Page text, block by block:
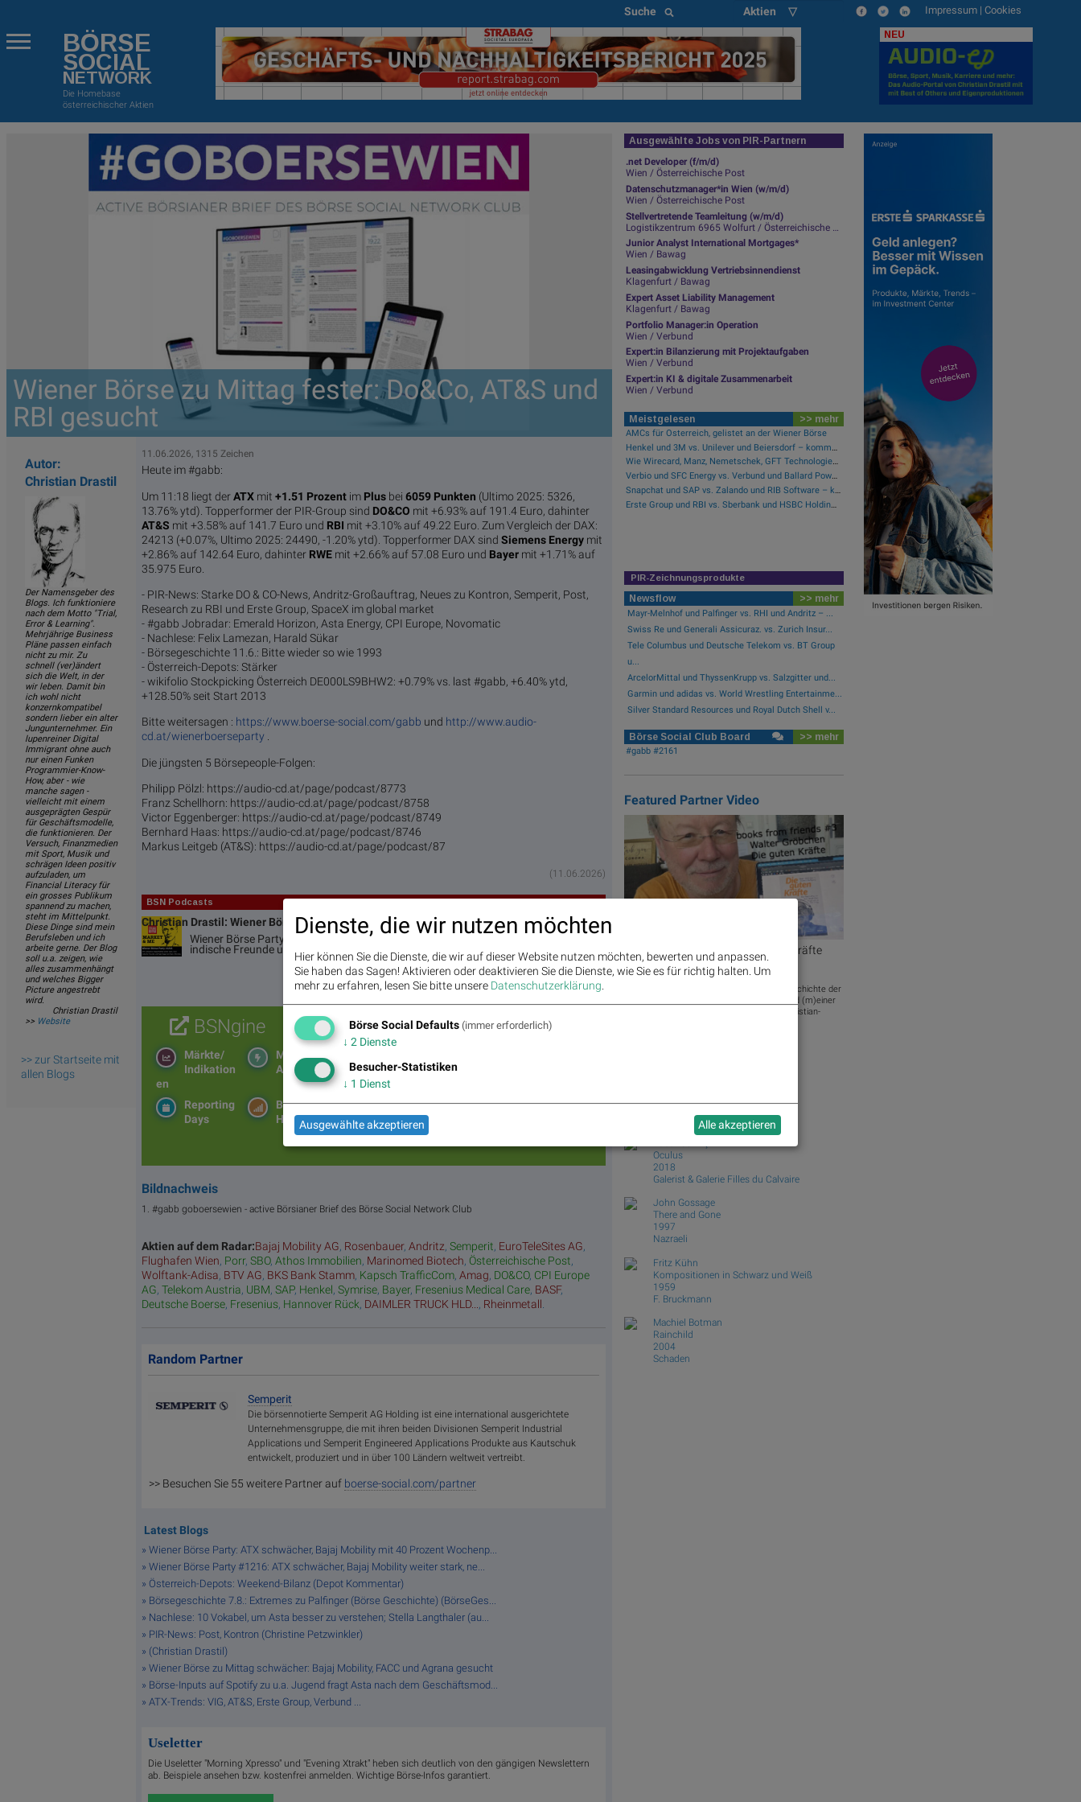
Suche Aktien ▽ Impressum | Cookies
BÖRSE
SOCIAL
NETWORK
Die Homebase
österreichischer Aktien
NEU
Wiener Börse zu Mittag fester: Do&Co, AT&S und
RBI gesucht
Autor:
Christian Drastil
Der Namensgeber des
Blogs. Ich funktioniere
nach dem Motto "Trial,
Error & Learning".
Mehrjährige Business
Pläne passen einfach
nicht zu mir. Zu
schnell (ver)ändert
sich die Welt, in der
wir leben. Damit bin
ich wohl nicht
konzernkompatibel
sondern lieber ein alter
Jungunternehmer. Ein
lupenreiner Digital
Immigrant ohne auch
nur einen Funken
Programmier-Know-
How, aber - wie
manche sagen -
vielleicht mit einem
ausgeprägten Gespür
für Geschäftsmodelle,
die funktionieren. Der
Versuch, Finanzmedien
mit Sport, Musik und
schrägen Ideen positiv
aufzuladen, um
Financial Literacy für
ein grosses Publikum
spannend zu machen,
steht im Mittelpunkt.
Diese Dinge sind mein
Berufsleben und ich
arbeite gerne. Der Blog
soll u.a. zeigen, wie
alles zusammenhängt
und welches Bigger
Picture angestrebt
wird.
Christian Drastil
>> Website
>> zur Startseite mit
allen Blogs
11.06.2026, 1315 Zeichen
Heute im #gabb:
Um 11:18 liegt derATX mit+1.51 Prozent im Plus bei 6059 Punkten (Ultimo 2025: 5326,
13.76% ytd). Topperformer der PIR-Group sind DO&CO mit +6.93% auf 191.4 Euro, dahinter
AT&S mit +3.58% auf 141.7 Euro und RBI mit +3.10% auf 49.22 Euro. Zum Vergleich der DAX:
24213 (+0.07%, Ultimo 2025: 24490, -1.20% ytd). Topperformer DAX sindSiemens Energy mit
+2.86% auf 142.64 Euro, dahinter RWE mit +2.66% auf 57.08 Euro und Bayer mit +1.71% auf
35.975 Euro.
- PIR-News: Starke DO & CO-News, Andritz-Großauftrag, Neues zu Kontron, Semperit, Post,
Research zu RBI und Erste Group, SpaceX im global market
- #gabb Jobradar: Emerald Horizon, Asta Energy, CPI Europe, Novomatic
- Nachlese: Felix Lamezan, Harald Sükar
- Börsegeschichte 11.6.: Bitte wieder so wie 1993
- Österreich-Depots: Stärker
- wikifolio Stockpicking Öster­reich DE000LS9BHW2: +0.79% vs. last #gabb, +6.40% ytd,
+128.50% seit Start 2013
Bitte weitersagen : https://www.boerse-social.com/gabb und http://www.audio-
cd.at/wienerboerseparty .
Die jüngsten 5 Börsepeople-Folgen:
Philipp Pölzl: https://audio-cd.at/page/podcast/8773
Franz Schellhorn: https://audio-cd.at/page/podcast/8758
Victor Eggenberger: https://audio-cd.at/page/podcast/8749
Bernhard Haas: https://audio-cd.at/page/podcast/8746
Markus Leitgeb (AT&S): https://audio-cd.at/page/podcast/87
(11.06.2026)
BSN Podcasts
Christian Drastil: Wiener Börse Plausch
Wiener Börse Party #1216: ATX schwächer, Bajaj Mobility weiter stark, neue
indische Freunde und Rajiv Bajaj mein Man of the Day
BSNgine
Moving
Averages
Märkte/
Indikation
en
Tagessieg
„n“ Tage
Umsatz
BS-
Hitparade
Reporting
Days
Bildnachweis
1. #gabb goboersewien - active Börsianer Brief des Börse Social Network Club
Aktien auf dem Radar:Bajaj Mobility AG, Rosenbauer,Andritz,Semperit, EuroTeleSites AG,
Flughafen Wien, Porr,SBO,Athos Immobilien, Marinomed Biotech, Österreichische Post,
Wolftank-Adisa, BTV AG, BKS Bank Stamm, Kapsch TrafficCom,Amag, DO&CO, CPI Europe
AG,Telekom Austria, UBM,SAP, Henkel,Symrise, Bayer, Fresenius Medical Care, BASF,
Deutsche Boerse, Fresenius, Hannover Rück, DAIMLER TRUCK HLD... , Rheinmetall
Random Partner
Semperit
Die börsennotierte Semperit AG Holding ist eine international ausgerichtete
Unternehmensgruppe, die mit ihren beiden Divisionen Semperit Industrial
Applications und Semperit Engineered Applications Produkte aus Kautschuk
entwickelt, produziert und in über 100 Ländern weltweit vertreibt.
>> Besuchen Sie 55 weitere Partner auf boerse-social.com/partner
Latest Blogs
» Wiener Börse Party: ATX schwächer, Bajaj Mobility mit 40 Prozent Wochenp...
» Wiener Börse Party #1216: ATX schwächer, Bajaj Mobility weiter stark, ne...
» Österreich-Depots: Weekend-Bilanz (Depot Kommentar)
» Börsegeschichte 7.8.: Extremes zu Palfinger (Börse Geschichte) (BörseGes...
» Nachlese: 10 Vokabel, um Asta besser zu verstehen; Stella Langthaler (au...
» PIR-News: Post, Kontron (Christine Petzwinkler)
» (Christian Drastil)
» Wiener Börse zu Mittag schwächer: Bajaj Mobility, FACC und Agrana gesucht
» Börse-Inputs auf Spotify zu u.a. Jugend fragt Asta nach dem Geschäftsmod...
» ATX-Trends: VIG, AT&S, Erste Group, Verbund ...
Useletter
Die Useletter "Morning Xpresso" und "Evening Xtrakt" heben sich deutlich von den gängigen Newslettern
ab. Beispiele ansehen bzw. kostenfrei anmelden. Wichtige Börse-Infos garantiert.
Ausgewählte Jobs von PIR-Partnern
.net Developer (f/m/d)
Wien / Österreichische Post
Datenschutzmanager*in Wien (w/m/d)
Wien / Österreichische Post
Stellvertretende Teamleitung (w/m/d)
Logistikzentrum 6965 Wolfurt / Österreichische Post
Junior Analyst International Mortgages*
Wien / Bawag
Leasingabwicklung Vertriebsinnendienst
Klagenfurt / Bawag
Expert Asset Liability Management
Klagenfurt / Bawag
Portfolio Manager:in Operation
Wien / Verbund
Expert:in Bilanzierung mit Projektaufgaben
Wien / Verbund
Expert:in KI & digitale Zusammenarbeit
Wien / Verbund
Meistgelesen >> mehr
AMCs für Österreich, gelistet an der Wiener Börse
Henkel und 3M vs. Unilever und Beiersdorf – kommentierter KW 32 Peer Group Watch Konsumgüter
Wie Wirecard, Manz, Nemetschek, GFT Technologies, SAP und Rocket Internet für Gesprächsstoff sorgten
Verbio und SFC Energy vs. Verbund und Ballard Power Systems – kommentierter KW 32 Peer Group Watch Energie
Snapchat und SAP vs. Zalando und RIB Software – kommentierter KW 32 Peer Group Watch Computer, Software & Internet
Erste Group und RBI vs. Sberbank und HSBC Holdings – kommentierter KW 32 Peer Group Watch Banken
PIR-Zeichnungsprodukte
Newsflow >> mehr
Mayr-Melnhof und Palfinger vs. RHI und Andritz – ...
Swiss Re und Generali Assicuraz. vs. Zurich Insur...
Tele Columbus und Deutsche Telekom vs. BT Group
u...
ArcelorMittal und ThyssenKrupp vs. Salzgitter und...
Garmin und adidas vs. World Wrestling Entertainme...
Silver Standard Resources und Royal Dutch Shell v...
Börse Social Club Board >> mehr
#gabb #2161
Featured Partner Video
Books from Friends #3: Die guten Kräfte
(Walter Gröbchen)
Mein Buch "Ein Fanboy über die jüngere Geschichte der
Wiener Börse im Remix mit Sport, Musik und (m)einer
Biografie" ist erschienen, alle Infos unter christian-
1995
Telescope
Oculus
2018
Galerist & Galerie Filles du Calvaire
John Gossage
There and Gone
1997
Nazraeli
Fritz Kühn
Kompositionen in Schwarz und Weiß
1959
F. Bruckmann
Machiel Botman
Rainchild
2004
Schaden
Dienste, die wir nutzen möchten
Hier können Sie die Dienste, die wir auf dieser Website nutzen möchten, bewerten und anpassen.
Sie haben das Sagen! Aktivieren oder deaktivieren Sie die Dienste, wie Sie es für richtig halten. Um
mehr zu erfahren, lesen Sie bitte unsere Datenschutzerklärung
Börse Social Defaults (immer erforderlich)
↓ 2 Dienste
Besucher-Statistiken
↓ 1 Dienst
Ausgewählte akzeptieren Alle akzeptieren